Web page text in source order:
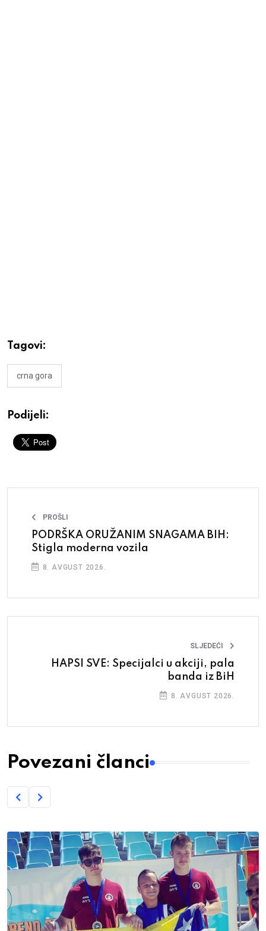
Tagovi:
crna gora
Podijeli:
PROŠLI
PODRŠKA ORUŽANIM SNAGAMA BIH:
Stigla moderna vozila
8. AVGUST 2026.
SLJEDEĆI
HAPSI SVE: Specijalci u akciji, pala
banda iz BiH
8. AVGUST 2026.
Povezani članci